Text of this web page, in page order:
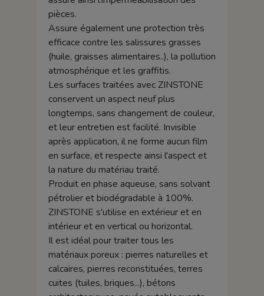
pièces.
Assure également une protection très
efficace contre les salissures grasses
(huile, graisses alimentaires..), la pollution
atmosphérique et les graffitis.
Les surfaces traitées avec ZINSTONE
conservent un aspect neuf plus
longtemps, sans changement de couleur,
et leur entretien est facilité. Invisible
après application, il ne forme aucun film
en surface, et respecte ainsi l'aspect et
la nature du matériau traité.
Produit en phase aqueuse, sans solvant
pétrolier et biodégradable à 100%.
ZINSTONE s'utilise en extérieur et en
intérieur et en vertical ou horizontal.
Il est idéal pour traiter tous les
matériaux poreux : pierres naturelles et
calcaires, pierres reconstituées, terres
cuites (tuiles, briques...), bétons